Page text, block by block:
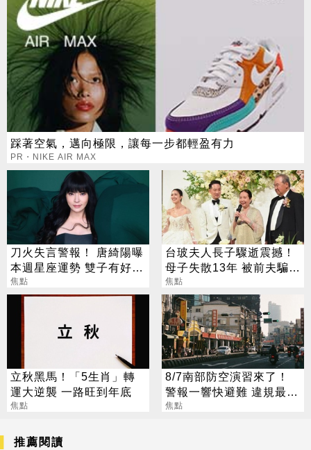
踩著空氣，邁向極限，讓每一步都輕盈有力
PR・NIKE AIR MAX
刀火失言警報！ 唐綺陽曝
本週星座運勢 雙子有好消
息、獅子談判順利
焦點
台玻夫人長子驟逝震撼！
母子失散13年 被前夫騙
「愛兒已夭折」
焦點
立秋黑馬！「5生肖」轉
運大逆襲 一路旺到年底
焦點
8/7南部防空演習來了！
警報一響快避難 違規最高
開罰15萬
焦點
推薦閱讀